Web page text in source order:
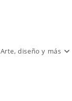
Arte, diseño y más